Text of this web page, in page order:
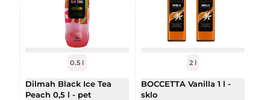
0.5 l
Dilmah Black Ice Tea
Peach 0,5 l - pet
2 l
BOCCETTA Vanilla 1 l -
sklo